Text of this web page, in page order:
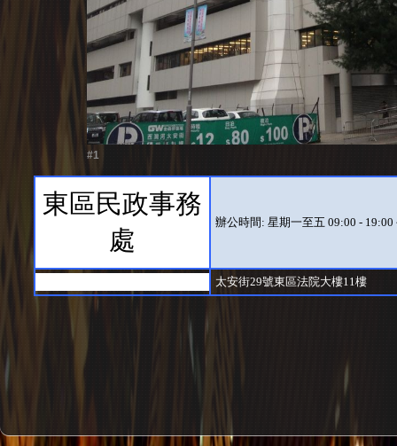
#1
東區民政事務
處
辦公時間: 星期一至五 09:00 -
太安街29號東區法院大樓11樓